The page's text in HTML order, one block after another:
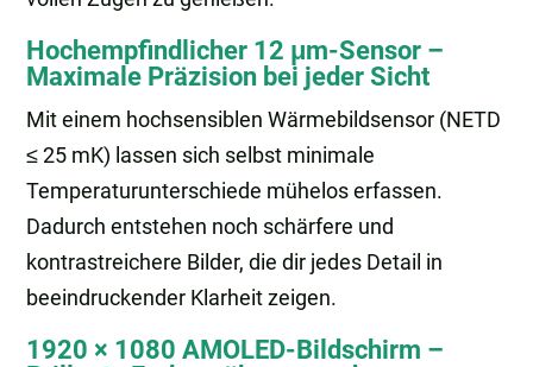
Hochempfindlicher 12 μm-Sensor –
Maximale Präzision bei jeder Sicht
Mit einem hochsensiblen Wärmebildsensor (NETD
≤ 25 mK) lassen sich selbst minimale
Temperaturunterschiede mühelos erfassen.
Dadurch entstehen noch schärfere und
kontrastreichere Bilder, die dir jedes Detail in
beeindruckender Klarheit zeigen.
1920 × 1080 AMOLED-Bildschirm –